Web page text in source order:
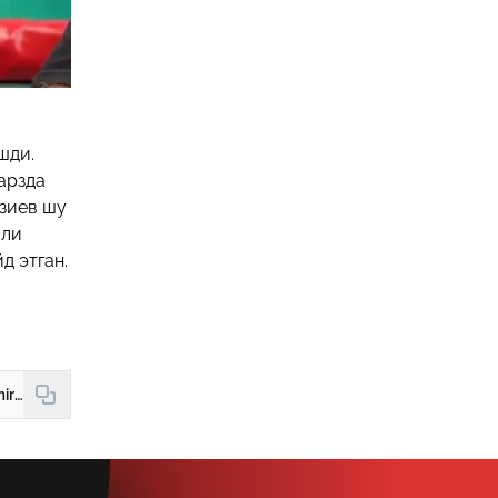
шу
этган.
https://hudud24.uz/news/bektemir-melikuziev-amerikalik-rakibini-nokaut-kildi